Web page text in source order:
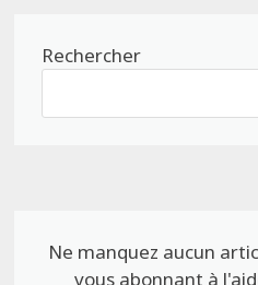
Rechercher
Ne manquez aucun
vous abonnant à